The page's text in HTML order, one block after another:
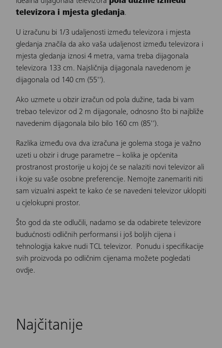
televizora i mjesta gledanja.
U izračunu bi 1/3 udaljenosti između televizora i mjesta
gledanja značila da ako vaša udaljenost između televizora i
mjesta gledanja iznosi 4 metra, vama treba dijagonala
televizora 133 cm. Najsličnija dijagonala navedenom je
dijagonala od 140 cm (55'').
Ako uzmete u obzir izračun od pola dužine, tada bi vam
trebao televizor od 2 m dijagonale, odnosno što bi najbliže
navedenim dijagonala bilo bilo 160 cm (85'').
Razlika između ova dva izračuna je golema stoga je važno
uzeti u obzir i druge parametre – kolika je općenita
prostranost prostorije u kojoj će se nalaziti novi televizor ali
i koje su vaše osobne preferencije. Nemojte zanemariti niti
sam vizualni aspekt te kako će se navedeni televizor uklopiti
u cjelokupni prostor.
Što god da ste odlučili, nadamo se da odabirete televizore
budućnosti odličnih performansi i još boljih cijena i
tehnologija kakve nudi TCL televizor. Ponudu i specifikacije
svih proizvoda po odličnim cijenama možete pogledati
ovdje.
Najčitanije